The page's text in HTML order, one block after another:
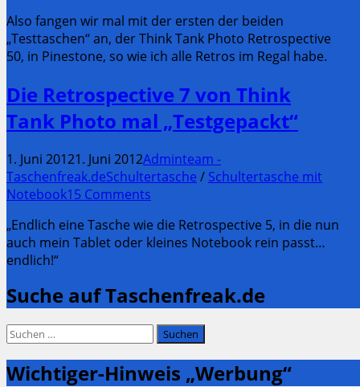
Also fangen wir mal mit der ersten der beiden
„Testtaschen“ an, der Think Tank Photo Retrospective
50, in Pinestone, so wie ich alle Retros im Regal habe.
Die Retrospective 7 von Think
Tank Photo mal „Testgepackt“
1. Juni 20121. Juni 2012Adminteam -
Taschenfreak.deSchultertasche / Schultertasche mit
Notebook15 Comments
„Endlich eine Tasche wie die Retrospective 5, in die nun
auch mein Tablet oder kleines Notebook rein passt…
endlich!“
Suche auf Taschenfreak.de
Suchen
nach:
Wichtiger-Hinweis „Werbung“